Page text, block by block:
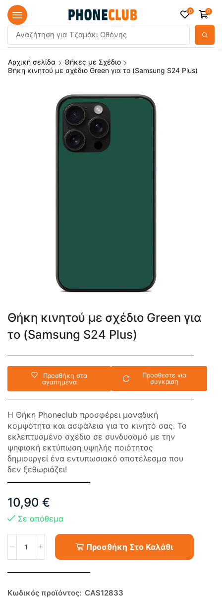
Αναζήτηση για Τζαμάκι Οθόνης
0 0
Αρχική σελίδα
Θήκες με Σχέδιο
Θήκη κινητού με σχέδιο Green για το (Samsung S24 Plus)
Θήκη κινητού με σχέδιο Green για
το (Samsung S24 Plus)
Προσθήκη στα
αγαπημένα
Προσθεστε για
συγκριση
Η Θήκη Phoneclub προσφέρει μοναδική
κομψότητα και ασφάλεια για το κινητό σας. Το
εκλεπτυσμένο σχέδιο σε συνδυασμό με την
ψηφιακή εκτύπωση υψηλής ποιότητας
δημιουργεί ένα εντυπωσιακό αποτέλεσμα που
δεν ξεθωριάζει!
10,90 €
Σε απόθεμα
Προσθήκη Στο Καλάθι
Κωδικός προϊόντος: CAS12833